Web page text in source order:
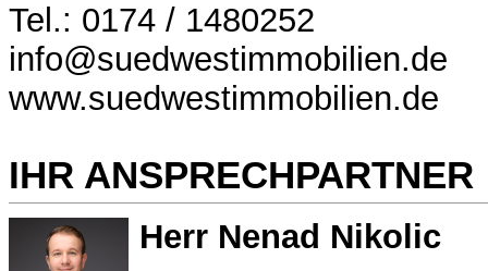
Tel.: 0174 / 1480252
info@suedwestimmobilien.de
www.suedwestimmobilien.de
IHR ANSPRECHPARTNER
Herr Nenad Nikolic